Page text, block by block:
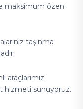
maksimum özen
taşınma
araçlarımız
hizmeti sunuyoruz.